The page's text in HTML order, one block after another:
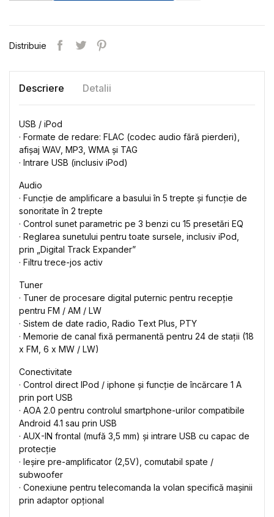
Distribuie
Descriere Detalii
USB / iPod
· Formate de redare: FLAC (codec audio fără pierderi),
afișaj WAV, MP3, WMA și TAG
· Intrare USB (inclusiv iPod)
Audio
· Funcție de amplificare a basului în 5 trepte și funcție de
sonoritate în 2 trepte
· Control sunet parametric pe 3 benzi cu 15 presetări EQ
· Reglarea sunetului pentru toate sursele, inclusiv iPod,
prin „Digital Track Expander”
· Filtru trece-jos activ
Tuner
· Tuner de procesare digital puternic pentru recepție
pentru FM / AM / LW
· Sistem de date radio, Radio Text Plus, PTY
· Memorie de canal fixă ​​permanentă pentru 24 de stații (18
x FM, 6 x MW / LW)
Conectivitate
· Control direct IPod / iphone și funcție de încărcare 1 A
prin port USB
· AOA 2.0 pentru controlul smartphone-urilor compatibile
Android 4.1 sau prin USB
· AUX-IN frontal (mufă 3,5 mm) și intrare USB cu capac de
protecție
· Ieșire pre-amplificator (2,5V), comutabil spate /
subwoofer
· Conexiune pentru telecomanda la volan specifică mașinii
prin adaptor opțional